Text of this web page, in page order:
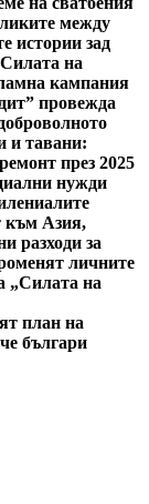
между
истории зад
на
кампания
провежда
и тавани:
през 2025
нужди
към Азия,
разходи за
личните
„Силата на
план на
българи